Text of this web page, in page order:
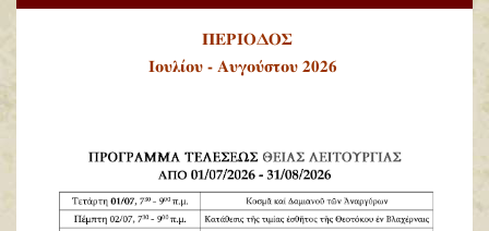
ΠΕΡΙΟΔΟΣ
Ιουλίου - Αυγούστου 2026